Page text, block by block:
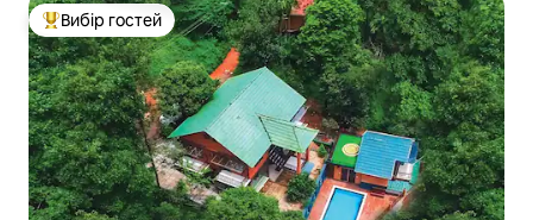
Топ вибір гостей
Вибір гостей